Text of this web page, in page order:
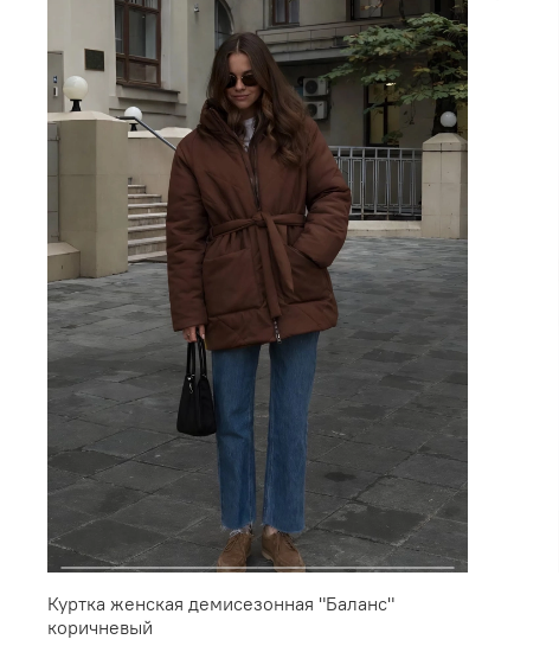
Куртка женская демисезонная "Баланс"
коричневый